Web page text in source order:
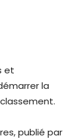
et
la
publié par